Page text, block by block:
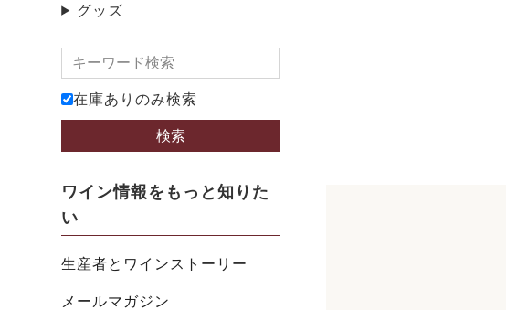
グッズ
在庫ありのみ検索
検索
ワイン情報をもっと知りた
い
生産者とワインストーリー
メールマガジン